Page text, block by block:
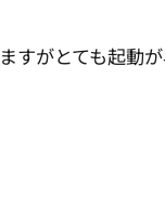
すがとても起動